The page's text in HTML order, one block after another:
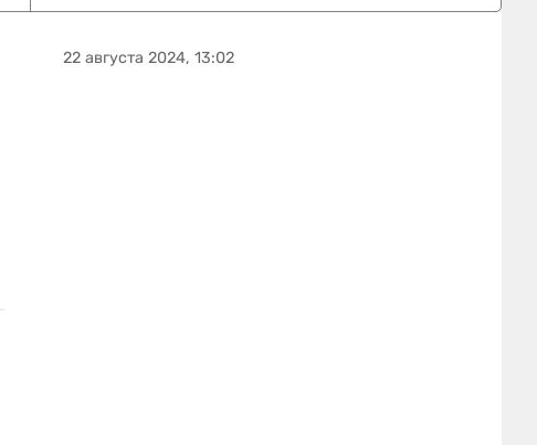
22 августа 2024, 13:02